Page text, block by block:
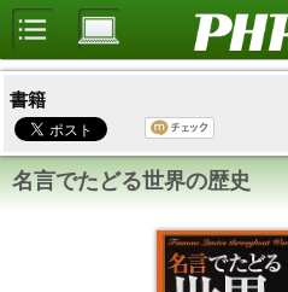
書籍
名言でたどる世界の歴史